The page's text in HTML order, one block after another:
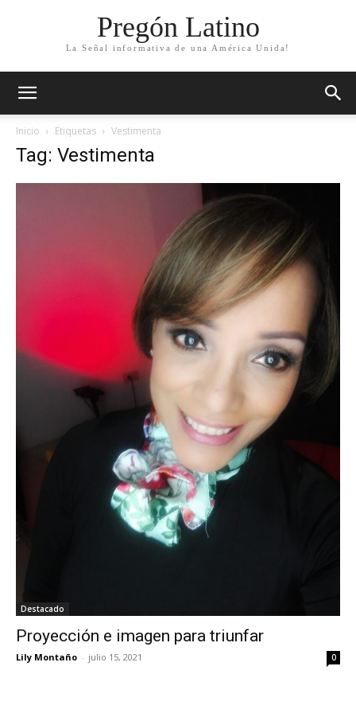
Pregón Latino
La Señal informativa de una América Unida!
Inicio Etiquetas Vestimenta
Tag: Vestimenta
Destacado
Proyección e imagen para triunfar
Lily Montaño - julio 15, 2021 0